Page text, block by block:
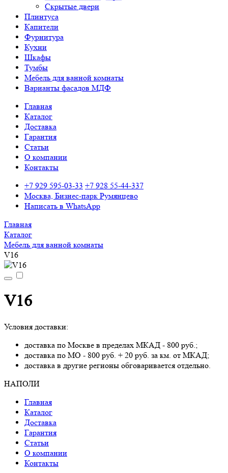
Скрытые двери
Плинтуса
Капители
Фурнитура
Кухни
Шкафы
Тумбы
Мебель для ванной комнаты
Варианты фасадов МДФ
Главная
Каталог
Доставка
Гарантия
Статьи
О компании
Контакты
+7 929 595-03-33 +7 928 55-44-337
Москва, Бизнес-парк Румянцево
Написать в WhatsApp
Главная
Каталог
Мебель для ванной комнаты
V16
V16
Условия доставки:
доставка по Москве в пределах МКАД - 800 руб.;
доставка по МО - 800 руб. + 20 руб. за км. от МКАД;
доставка в другие регионы обговаривается отдельно.
НАПОЛИ
Главная
Каталог
Доставка
Гарантия
Статьи
О компании
Контакты